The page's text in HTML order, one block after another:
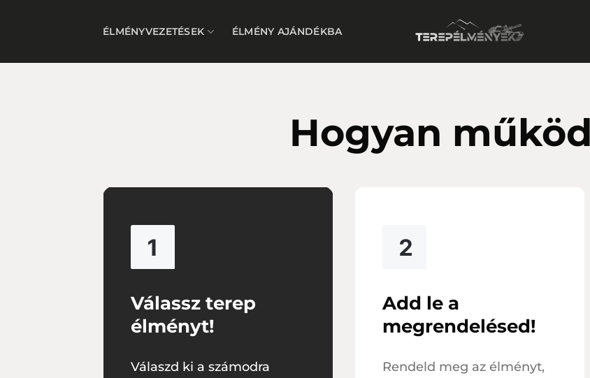
ÉLMÉNYVEZETÉSEK ÉLMÉNY AJÁNDÉKBA
Hogyan
Válassz terep
élményt!
Válaszd ki a számodra
Add le a
megrendelésed!
Rendeld meg az élményt,